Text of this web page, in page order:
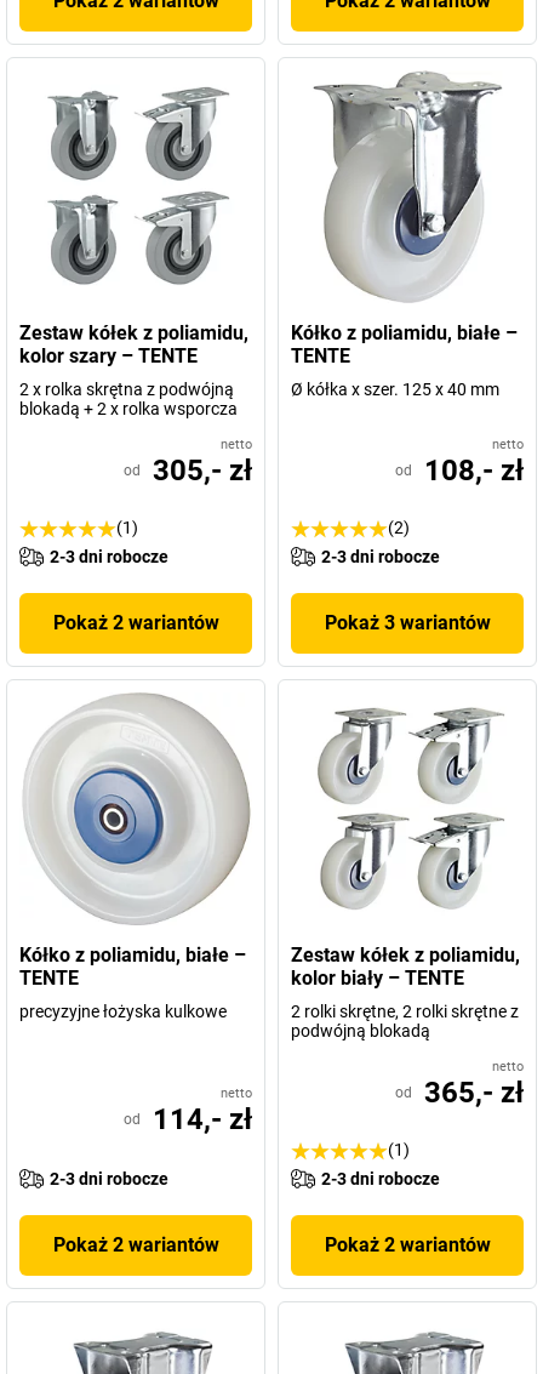
Zestaw kółek z poliamidu,
kolor szary – TENTE
2 x rolka skrętna z podwójną
blokadą + 2 x rolka wsporcza
netto
od 305,- zł
(1)
2-3 dni robocze
Pokaż 2 wariantów
Kółko z poliamidu, białe –
TENTE
Ø kółka x szer. 125 x 40 mm
netto
od 108,- zł
(2)
2-3 dni robocze
Pokaż 3 wariantów
Kółko z poliamidu, białe –
TENTE
precyzyjne łożyska kulkowe
netto
od 114,- zł
2-3 dni robocze
Pokaż 2 wariantów
Zestaw kółek z poliamidu,
kolor biały – TENTE
2 rolki skrętne, 2 rolki skrętne z
podwójną blokadą
netto
od 365,- zł
(1)
2-3 dni robocze
Pokaż 2 wariantów